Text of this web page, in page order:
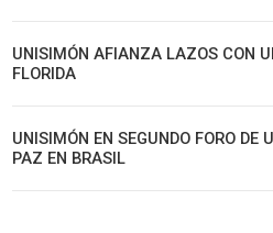
UNISIMÓN AFIANZA LAZOS CON
FLORIDA
UNISIMÓN EN SEGUNDO FORO DE
PAZ EN BRASIL